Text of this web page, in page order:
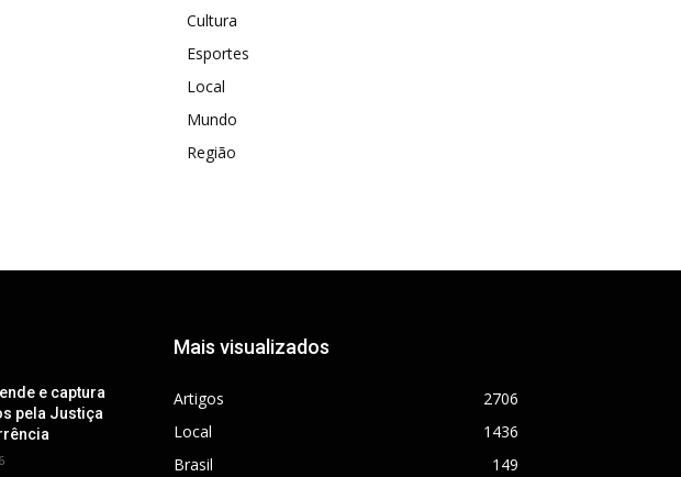
Cultura
Esportes
Local
Mundo
Região
e captura
pela Justiça
Mais visualizados
Artigos
2706
Local
1436
Brasil
149